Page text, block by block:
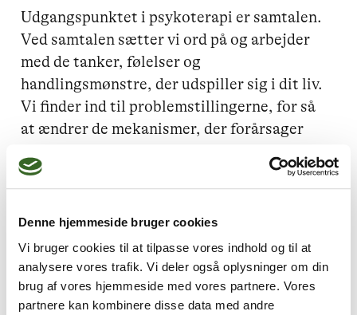
Denne hjemmeside bruger cookies
Vi bruger cookies til at tilpasse vores indhold og til at
analysere vores trafik. Vi deler også oplysninger om din
brug af vores hjemmeside med vores partnere. Vores
partnere kan kombinere disse data med andre
Udgangspunktet i psykoterapi er samtalen.
Ved samtalen sætter vi ord på og arbejder
med de tanker, følelser og
handlingsmønstre, der udspiller sig i dit liv.
Vi finder ind til problemstillingerne, for så
at ændrer de mekanismer, der forårsager
som en del af hjernen. Hele vores krop er et
informationer. Den husker og den har husket
langt fra før du lærte at sige et eneste ord.
Det er derfor vigtigt at du gradvist lærer at
mærke efter i din krop og bringe dens
hukommelse i spil i samtalen. Jeg udfører